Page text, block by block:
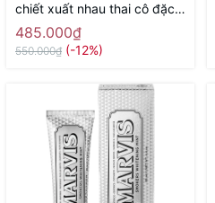
chiết xuất nhau thai cô đặc
White Label Placenta Rich
Gold Eye Cream MICCOSMO
485.000₫
550.000₫ (-12%)